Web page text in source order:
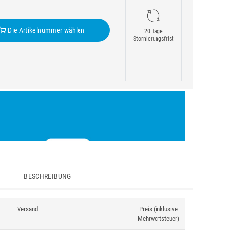
Die Artikelnummer wählen
20 Tage
Stornierungsfrist
BESCHREIBUNG
Versand
Preis (inklusive
Mehrwertsteuer)